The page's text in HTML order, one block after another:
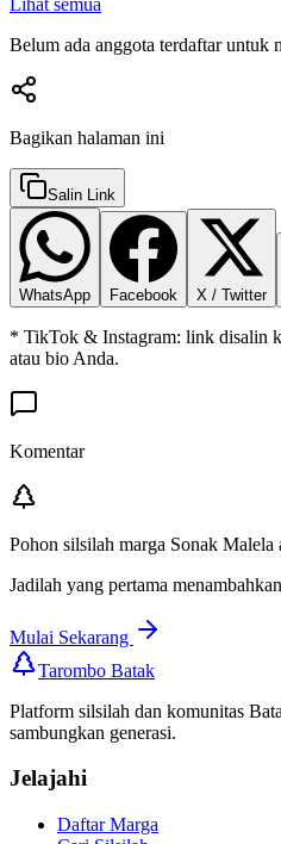
Belum ada anggota terdaftar untuk
Bagikan halaman ini
Salin Link
WhatsApp Facebook X / Twitter
* TikTok & Instagram: link disalin
atau bio Anda.
Komentar
Pohon silsilah marga Sonak Malela
Jadilah yang pertama
Mulai Sekarang
Tarombo Batak
Platform silsilah dan komunitas
sambungkan generasi.
Jelajahi
Daftar Marga